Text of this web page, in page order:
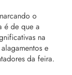
o
é de que a
na
e
da feira.